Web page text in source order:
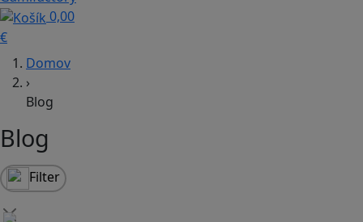
0,00
€
Domov
›
Blog
Blog
Filter